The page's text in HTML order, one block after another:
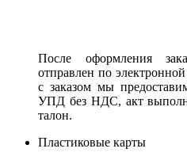
После оформления
отправлен по
с заказом мы
УПД без НДС, акт
талон.
Пластиковые карты